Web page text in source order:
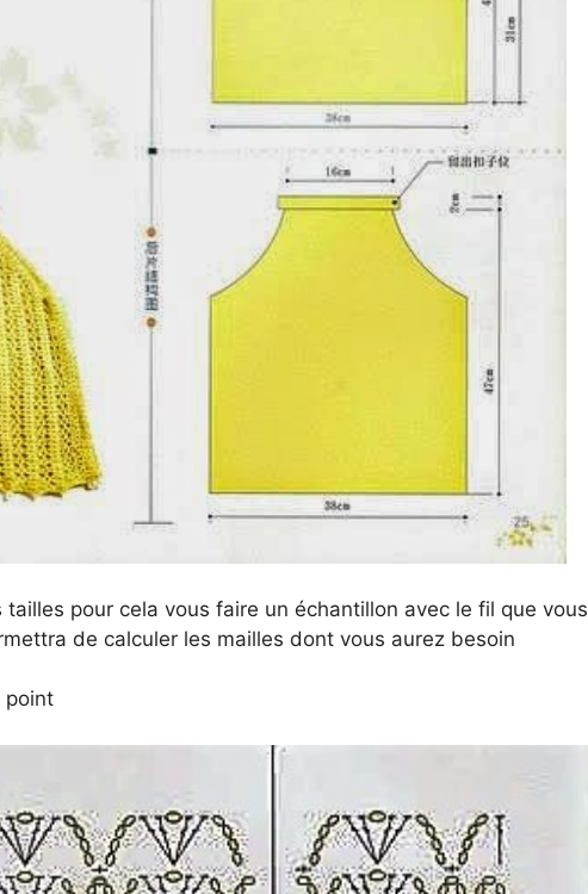
tailles pour cela vous faire un échantillon avec le fil que vous
de calculer les mailles dont vous aurez besoin
point